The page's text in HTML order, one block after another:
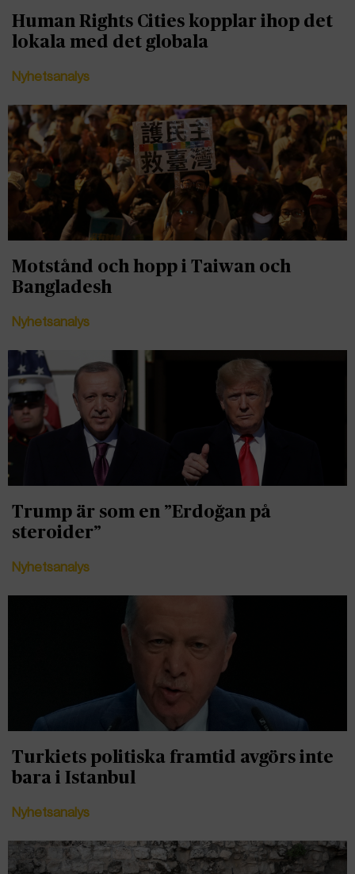
Human Rights Cities kopplar ihop det
lokala med det globala
Nyhetsanalys
Motstånd och hopp i Taiwan och
Bangladesh
Nyhetsanalys
Trump är som en ”Erdoğan på
steroider”
Nyhetsanalys
Turkiets politiska framtid avgörs inte
bara i Istanbul
Nyhetsanalys